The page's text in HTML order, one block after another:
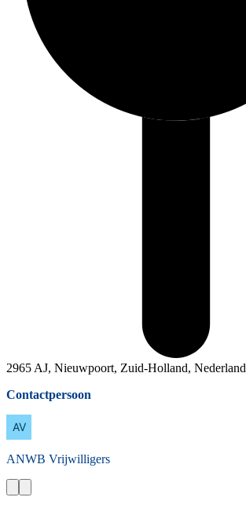
2965 AJ, Nieuwpoort, Zuid-Holland, Nederland
Contactpersoon
ANWB Vrijwilligers